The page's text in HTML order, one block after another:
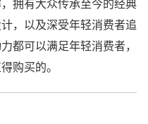
拥有大众传承至今的经典
，以及深受年轻消费者追
都可以满足年轻消费者，
购买的。